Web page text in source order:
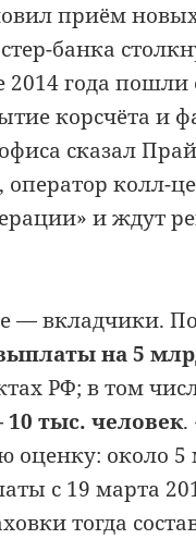
приём
банка
2014 года
корсчёта и
сказал
колл-
и ждут
— вкладчики. По
на 5
РФ; в том
тыс. человек.
оценку: около 5
с 19 марта
тогда